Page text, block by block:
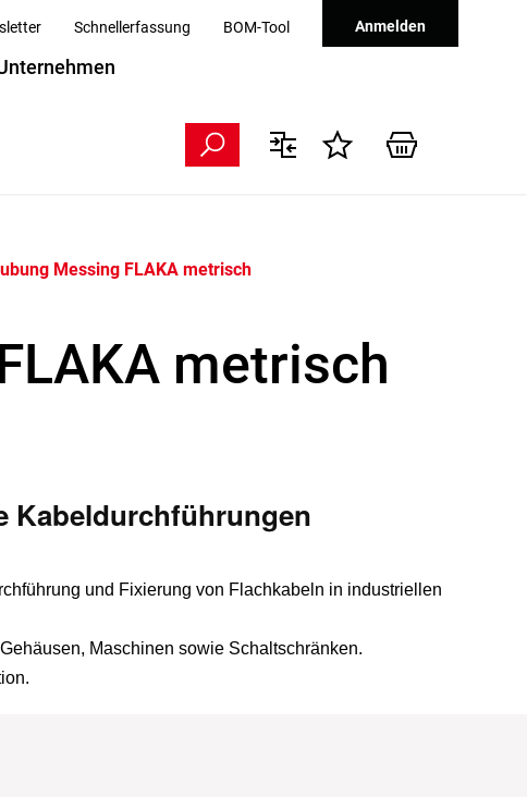
Schnellerfassung BOM-Tool Anmelden
Messing FLAKA metrisch
metrisch
Kabeldurchführungen
und Fixierung von Flachkabeln in industriellen
Maschinen sowie Schaltschränken.